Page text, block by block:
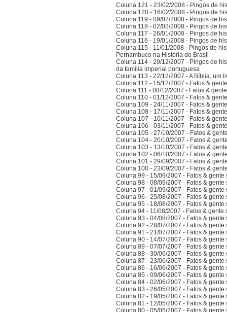
Coluna 121 - 23/02/2008 - Pingos de
Coluna 120 - 16/02/2008 - Pingos de
Coluna 119 - 09/02/2008 - Pingos de
Coluna 118 - 02/02/2008 - Pingos de
Coluna 117 - 26/01/2008 - Pingos de
Coluna 116 - 19/01/2008 - Pingos de
Coluna 115 - 11/01/2008 - Pingos de
Pernambuco na História do Brasil
Coluna 114 - 29/12/2007 - Pingos de
da família imperial portuguesa
Coluna 113 - 22/12/2007 - A Bíblia, um
Coluna 112 - 15/12/2007 - Fatos &
Coluna 111 - 08/12/2007 - Fatos &
Coluna 110 - 01/12/2007 - Fatos &
Coluna 109 - 24/11/2007 - Fatos &
Coluna 108 - 17/11/2007 - Fatos &
Coluna 107 - 10/11/2007 - Fatos &
Coluna 106 - 03/11/2007 - Fatos &
Coluna 105 - 27/10/2007 - Fatos &
Coluna 104 - 20/10/2007 - Fatos &
Coluna 103 - 13/10/2007 - Fatos &
Coluna 102 - 06/10/2007 - Fatos &
Coluna 101 - 29/09/2007 - Fatos &
Coluna 100 - 23/09/2007 - Fatos &
Coluna 99 - 15/09/2007 - Fatos &
Coluna 98 - 08/09/2007 - Fatos &
Coluna 97 - 01/09/2007 - Fatos &
Coluna 96 - 25/08/2007 - Fatos &
Coluna 95 - 18/08/2007 - Fatos &
Coluna 94 - 11/08/2007 - Fatos &
Coluna 93 - 04/08/2007 - Fatos &
Coluna 92 - 28/07/2007 - Fatos &
Coluna 91 - 21/07/2007 - Fatos &
Coluna 90 - 14/07/2007 - Fatos &
Coluna 89 - 07/07/2007 - Fatos &
Coluna 88 - 30/06/2007 - Fatos &
Coluna 87 - 23/06/2007 - Fatos &
Coluna 86 - 16/06/2007 - Fatos &
Coluna 85 - 09/06/2007 - Fatos &
Coluna 84 - 02/06/2007 - Fatos &
Coluna 83 - 26/05/2007 - Fatos &
Coluna 82 - 19/05/2007 - Fatos &
Coluna 81 - 12/05/2007 - Fatos &
Coluna 80 - 05/05/2007 - Fatos &